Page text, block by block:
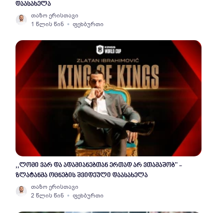
დაასახელა
თაზო ერისთავი
1 წლის წინ
ფეხბურთი
,,ლომი ვარ და ადამიანებთან ერთად არ ვთამაშობ'' -
ზლატანმა ოცნების შვიდეული დაასახელა
თაზო ერისთავი
2 წლის წინ
ფეხბურთი